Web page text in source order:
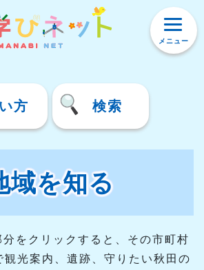
方 検索
メニュー
域を知る
をクリックすると、その市町村
光案内、遺跡、守りたい秋田の